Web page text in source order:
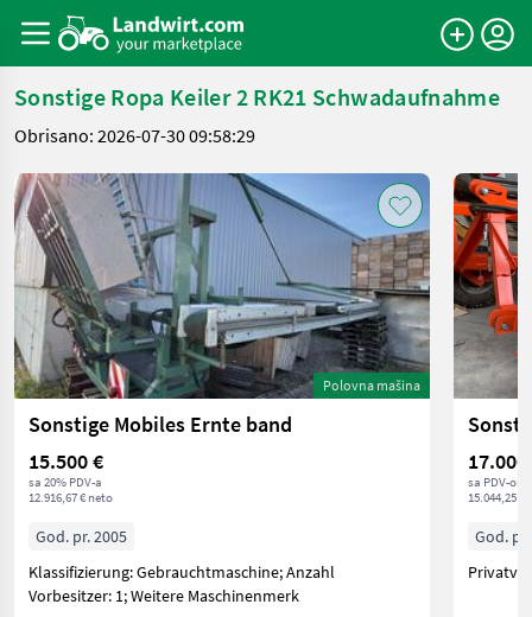
Sonstige Ropa Keiler 2 RK21 Schwadaufnahme
Obrisano: 2026-07-30 09:58:29
Polovna mašina
Sonstige Mobiles Ernte band
15.500 €
sa 20% PDV-a
12.916,67 € neto
God. pr. 2005
Klassifizierung: Gebrauchtmaschine; Anzahl
Vorbesitzer: 1; Weitere Maschinenmerk
17.000
sa PDV-om
15.044,25 €
God.